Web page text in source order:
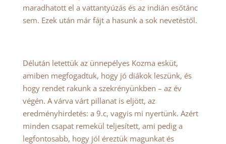
maradhatott el a vattantyúzás és az indián esőtánc
sem. Ezek után már fájt a hasunk a sok nevetéstől.
Délután letettük az ünnepélyes Kozma esküt,
amiben megfogadtuk, hogy jó diákok leszünk, és
hogy rendet rakunk a szekrényünkben – az év
végén. A várva várt pillanat is eljött, az
eredményhirdetés: a 9.c, vagyis mi nyertünk. Azért
minden csapat remekül teljesített, ami pedig a
legfontosabb, hogy jól éreztük magunkat és